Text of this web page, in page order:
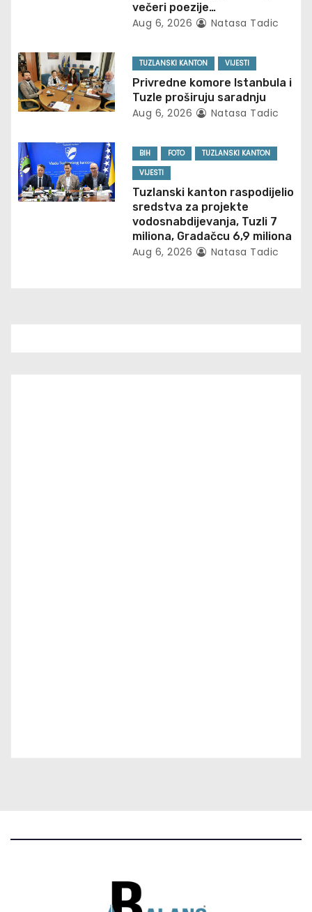
a
t
i
o
n
večeri poezije…
Aug 6, 2026 Natasa Tadic
TUZLANSKI KANTON VIJESTI
Privredne komore Istanbula i
Tuzle proširuju saradnju
Aug 6, 2026 Natasa Tadic
BIH FOTO
TUZLANSKI KANTON
VIJESTI
Tuzlanski kanton raspodijelio
sredstva za projekte
vodosnabdijevanja, Tuzli 7
miliona, Gradačcu 6,9 miliona
Aug 6, 2026 Natasa Tadic